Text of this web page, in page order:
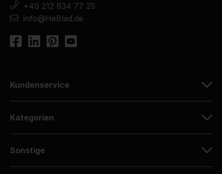
+49 212 934 77 25
info@HeBlad.de
Kundenservice
Kategorien
Sonstige